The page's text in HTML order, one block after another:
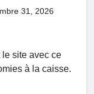
31, 2026
le site avec ce
à la caisse.